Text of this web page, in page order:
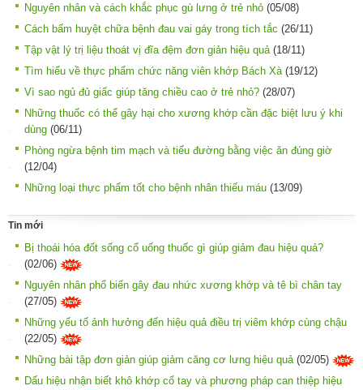
Nguyên nhân và cách khắc phục gù lưng ở trẻ nhỏ (05/08)
Cách bấm huyệt chữa bệnh đau vai gáy trong tích tắc (26/11)
Tập vật lý trị liệu thoát vị đĩa đệm đơn giản hiệu quả (18/11)
Tìm hiểu về thực phẩm chức năng viên khớp Bách Xà (19/12)
Vì sao ngủ đủ giấc giúp tăng chiều cao ở trẻ nhỏ? (28/07)
Những thuốc có thể gây hại cho xương khớp cần đặc biệt lưu ý khi
dùng (06/11)
Phòng ngừa bệnh tim mạch và tiểu đường bằng việc ăn đúng giờ
(12/04)
Những loại thực phẩm tốt cho bệnh nhân thiếu máu (13/09)
Tin mới
Bị thoái hóa đốt sống cổ uống thuốc gì giúp giảm đau hiệu quả?
(02/06)
Nguyên nhân phổ biến gây đau nhức xương khớp và tê bì chân tay
(27/05)
Những yếu tố ảnh hưởng đến hiệu quả điều trị viêm khớp cùng chậu
(22/05)
Những bài tập đơn giản giúp giảm căng cơ lưng hiệu quả(02/05)
Dấu hiệu nhận biết khô khớp cổ tay và phương pháp can thiệp hiệu